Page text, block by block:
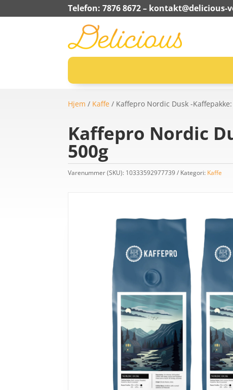
Telefon: 7876 8672 – kontakt@delicious-
Hjem / Kaffe / Kaffepro Nordic Dusk -
Kaffepro Nordic
500g
Varenummer (SKU): 10333592977739 Kategori: Kaffe